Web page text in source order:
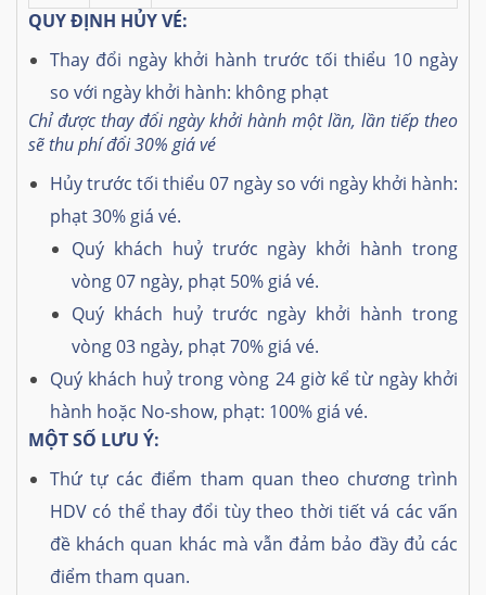
QUY ĐỊNH HỦY VÉ:
Thay đổi ngày khởi hành trước tối thiểu 10 ngày
so với ngày khởi hành: không phạt
Chỉ được thay đổi ngày khởi hành một lần, lần tiếp theo
sẽ thu phí đổi 30% giá vé
Hủy trước tối thiểu 07 ngày so với ngày khởi hành:
phạt 30% giá vé.
Quý khách huỷ trước ngày khởi hành trong
vòng 07 ngày, phạt 50% giá vé.
Quý khách huỷ trước ngày khởi hành trong
vòng 03 ngày, phạt 70% giá vé.
Quý khách huỷ trong vòng 24 giờ kể từ ngày khởi
hành hoặc No-show, phạt: 100% giá vé.
MỘT SỐ LƯU Ý:
Thứ tự các điểm tham quan theo chương trình
HDV có thể thay đổi tùy theo thời tiết vá các vấn
đề khách quan khác mà vẫn đảm bảo đầy đủ các
điểm tham quan.